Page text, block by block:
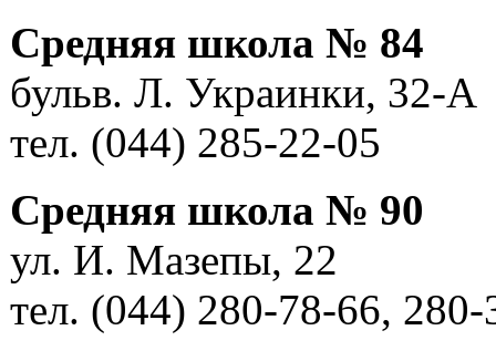
Средняя школа № 84
бульв. Л. Украинки, 32-А
тел. (044) 285-22-05
Средняя школа № 90
ул. И. Мазепы, 22
тел. (044) 280-78-66, 280-